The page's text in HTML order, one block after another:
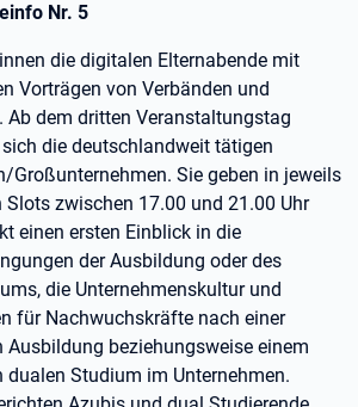
Nr. 5
die digitalen Elternabende mit
Vorträgen von Verbänden und
Ab dem dritten Veranstaltungstag
die deutschlandweit tätigen
Großunternehmen. Sie geben in jeweils
Slots zwischen 17.00 und 21.00 Uhr
einen ersten Einblick in die
der Ausbildung oder des
die Unternehmenskultur und
für Nachwuchskräfte nach einer
Ausbildung beziehungsweise einem
dualen Studium im Unternehmen.